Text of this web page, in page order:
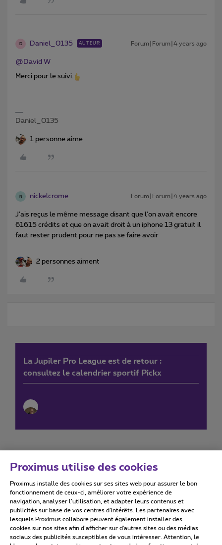
D Daniel_0135 AUTEUR Forum|Forum|4 years ago
@David W
Merci pour le suivi.
Daniel_0135
1 personne aime
N nickelcrome Forum|Forum|4 years ago
J'ais reçus le même message disant que l'on avait encore
61615 crédits et que on avait droit à un iphone 13 gratuit il
faut rester prudent pour ne pas se faire avoir
2 personnes aiment
La Jupiler Pro League est de retour :
consultez le calendrier sportif Pickx
Conditions d'utilisation Accessibility statement
Tous droits réservés. © 2026 Proximus
Proximus utilise des cookies
Proximus installe des cookies sur ses sites web pour assurer le bon
fonctionnement de ceux-ci, améliorer votre expérience de
navigation, analyser l’utilisation, et adapter leurs contenus et
publicités sur base de vos centres d’intérêts. Les partenaires avec
lesquels Proximus collabore peuvent également installer des
cookies sur nos sites afin d’afficher sur d'autres sites ou des médias
sociaux des publicités susceptibles de vous intéresser. Attention, le